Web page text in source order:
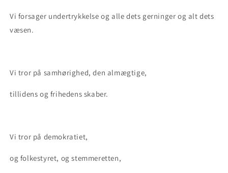
Vi forsager undertrykkelse og alle dets gerninger og alt dets
væsen.
Vi tror på samhørighed, den almægtige,
tillidens og frihedens skaber.
Vi tror på demokratiet,
og folkestyret, og stemmeretten,